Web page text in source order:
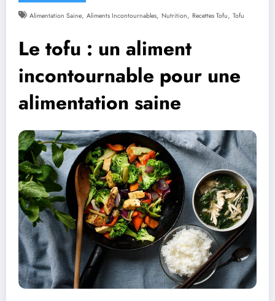
Alimentation Saine, Aliments Incontournables, Nutrition, Recettes Tofu, Tofu
Le tofu : un aliment
incontournable pour une
alimentation saine